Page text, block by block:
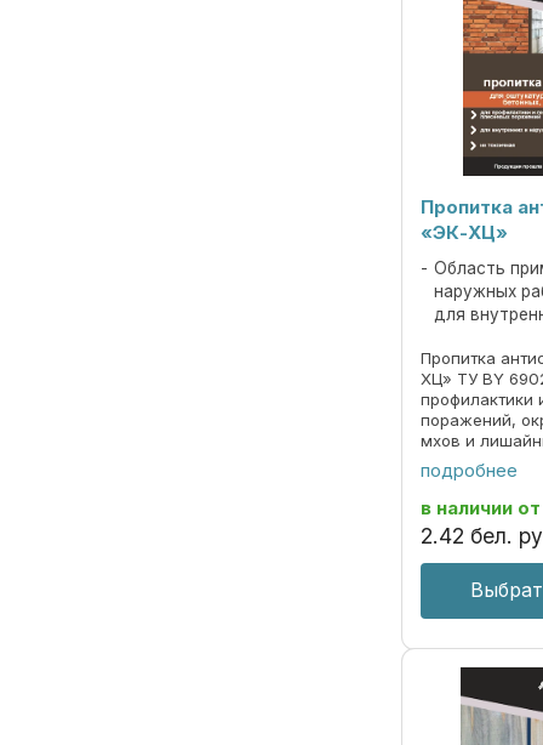
Пропитка
«ЭК-ХЦ»
Область
наружных
для
Пропитка
ХЦ» ТУ BY
профилактики
поражений,
мхов и
токсичная для
наружных
подробнее
в наличии от
2.42 бел.